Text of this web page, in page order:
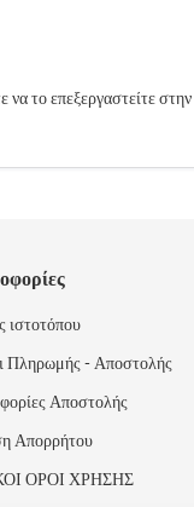
το επεξεργαστείτε στην
ιστοτόπου
Πληρωμής - Αποστολής
Αποστολής
Απορρήτου
ΟΡΟΙ ΧΡΗΣΗΣ